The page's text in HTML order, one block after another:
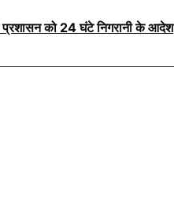
प्रशासन को 24 घंटे निगरानी के आदेश